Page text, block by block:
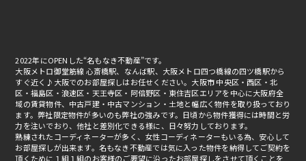
2022年にOPENした“名もなき不動産”です。
大阪メトロ御堂筋線 心斎橋駅、なんば駅、大阪メトロ四つ橋線の四ツ橋駅から
すぐ近く♪大阪でのお部屋探しはお任せください。大阪市 中央区・西区・北
区・福島区・浪速区・天王寺区・阿倍野区・東住吉区エリアを中心に大阪府全
域の賃貸物件、中古戸建・中古マンション・土地と幅広く物件を取り扱っており
ます。弊社限定物件が多いのも弊社の強みです。日頃から物件獲得には時間と労
力を注いでおり、他社と差別化できる様に、日々努力しております。
熟練されたコーディネーターが多く、女性コーディネーターもいる為、安心して
お部屋探しが出来ます。名もなき不動産では気に入った物件を納得してご契約を
頂くために１組１組のお客様のご要望に沿ったお部屋探しをさせて頂くことを